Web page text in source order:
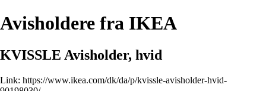
Avisholdere fra IKEA
KVISSLE Avisholder, hvid
Link: https://www.ikea.com/dk/da/p/kvissle-avisholder-hvid-